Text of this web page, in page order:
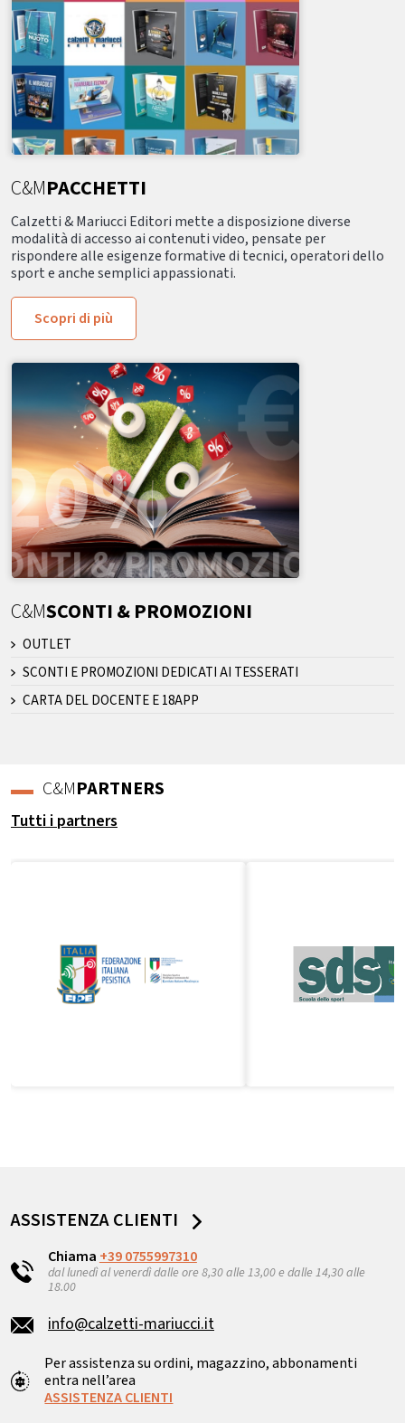
C&MPACCHETTI
Calzetti & Mariucci Editori mette a disposizione diverse
modalità di accesso ai contenuti video, pensate per
rispondere alle esigenze formative di tecnici, operatori dello
sport e anche semplici appassionati.
Scopri di più
C&MSCONTI & PROMOZIONI
OUTLET
SCONTI E PROMOZIONI DEDICATI AI TESSERATI
CARTA DEL DOCENTE E 18APP
C&MPARTNERS
Tutti i partners
ASSISTENZA CLIENTI
Chiama +39 0755997310
dal lunedì al venerdì dalle ore 8,30 alle 13,00 e dalle 14,30 alle
18.00
info@calzetti-mariucci.it
Per assistenza su ordini, magazzino, abbonamenti
entra nell’area
ASSISTENZA CLIENTI